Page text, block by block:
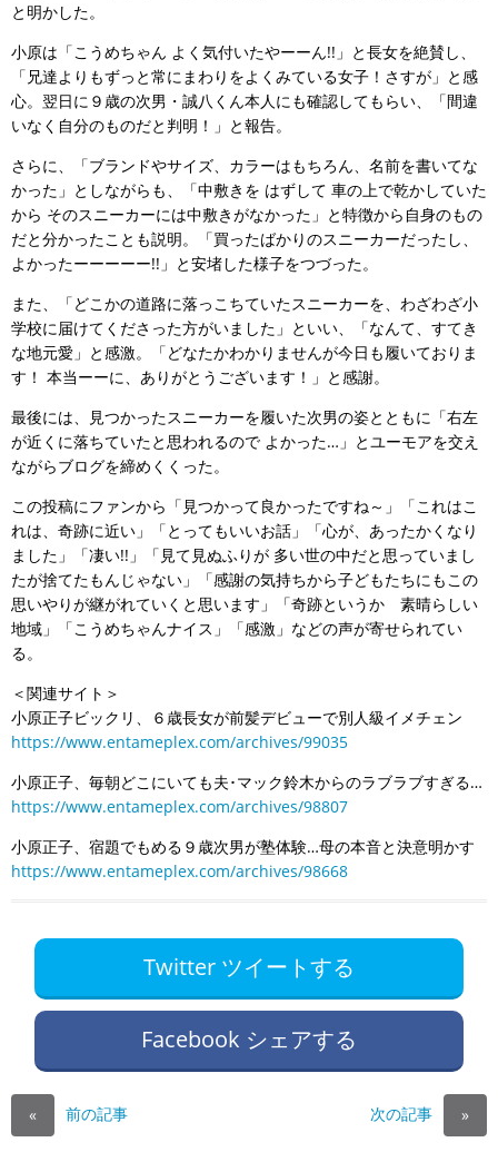
と明かした。
小原は「こうめちゃん よく気付いたやーーん!!」と長女を絶賛し、
「兄達よりもずっと常にまわりをよくみている女子！さすが」と感
心。翌日に９歳の次男・誠八くん本人にも確認してもらい、「間違
いなく自分のものだと判明！」と報告。
さらに、「ブランドやサイズ、カラーはもちろん、名前を書いてな
かった」としながらも、「中敷きを はずして 車の上で乾かしていた
から そのスニーカーには中敷きがなかった」と特徴から自身のもの
だと分かったことも説明。「買ったばかりのスニーカーだったし、
よかったーーーーー!!」と安堵した様子をつづった。
また、「どこかの道路に落っこちていたスニーカーを、わざわざ小
学校に届けてくださった方がいました」といい、「なんて、すてき
な地元愛」と感激。「どなたかわかりませんが今日も履いておりま
す！ 本当ーーに、ありがとうございます！」と感謝。
最後には、見つかったスニーカーを履いた次男の姿とともに「右左
が近くに落ちていたと思われるので よかった…」とユーモアを交え
ながらブログを締めくくった。
この投稿にファンから「見つかって良かったですね～」「これはこ
れは、奇跡に近い」「とってもいいお話」「心が、あったかくなり
ました」「凄い!!」「見て見ぬふりが 多い世の中だと思っていまし
たが捨てたもんじゃない」「感謝の気持ちから子どもたちにもこの
思いやりが継がれていくと思います」「奇跡というか 素晴らしい
地域」「こうめちゃんナイス」「感激」などの声が寄せられてい
る。
＜関連サイト＞
小原正子ビックリ、６歳長女が前髪デビューで別人級イメチェン
https://www.entameplex.com/archives/99035
小原正子、毎朝どこにいても夫･マック鈴木からのラブラブすぎる…
https://www.entameplex.com/archives/98807
小原正子、宿題でもめる９歳次男が塾体験…母の本音と決意明かす
https://www.entameplex.com/archives/98668
Twitter ツイートする
Facebook シェアする
« 前の記事 次の記事 »